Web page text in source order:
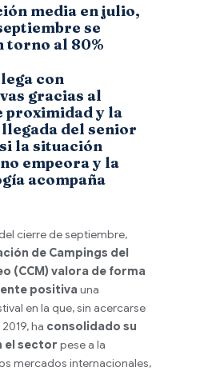
media en julio,
se
torno al 80%
con
gracias al
proximidad y la
del senior
la situación
empeora y la
acompaña
cierre de septiembre,
de Campings del
(CCM) valora de forma
positiva una
en la que, sin acercarse
ha consolidado su
el sector pese a la
mercados internacionales,